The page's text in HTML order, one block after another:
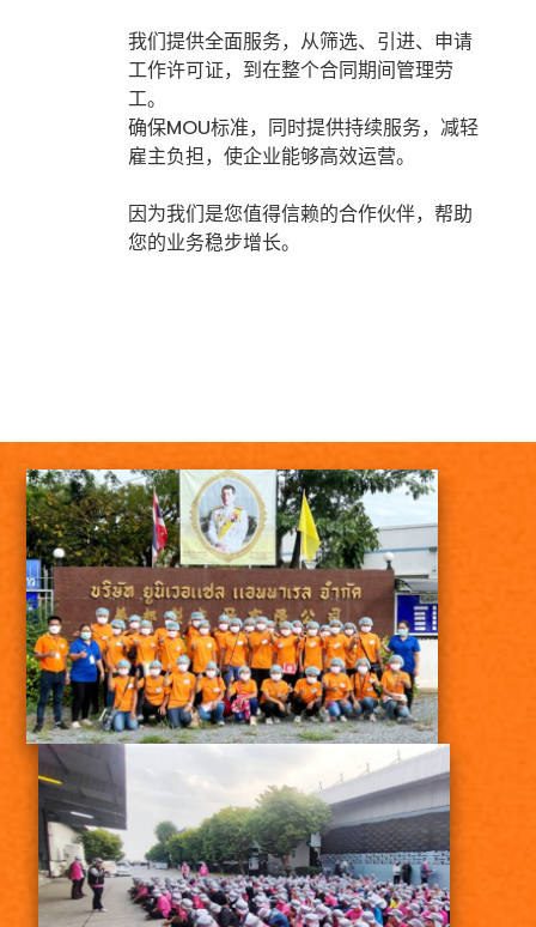
我们提供全面服务，从筛选、引进、申请
工作许可证，到在整个合同期间管理劳
工。
确保MOU标准，同时提供持续服务，减轻
雇主负担，使企业能够高效运营。
因为我们是您值得信赖的合作伙伴，帮助
您的业务稳步增长。